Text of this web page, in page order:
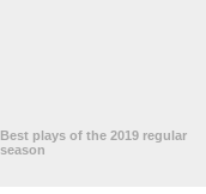
Best plays of the 2019 regular
season